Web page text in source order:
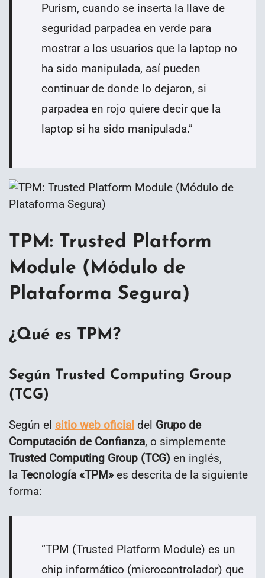
Purism, cuando se inserta la llave de
seguridad parpadea en verde para
mostrar a los usuarios que la laptop no
ha sido manipulada, así pueden
continuar de donde lo dejaron, si
parpadea en rojo quiere decir que la
laptop si ha sido manipulada.”
TPM: Trusted Platform
Module (Módulo de
Plataforma Segura)
¿Qué es TPM?
Según Trusted Computing Group
(TCG)
Según el sitio web oficial del Grupo de
Computación de Confianza, o simplemente
Trusted Computing Group (TCG) en inglés,
la Tecnología «TPM» es descrita de la siguiente
forma:
“TPM (Trusted Platform Module) es un
chip informático (microcontrolador) que